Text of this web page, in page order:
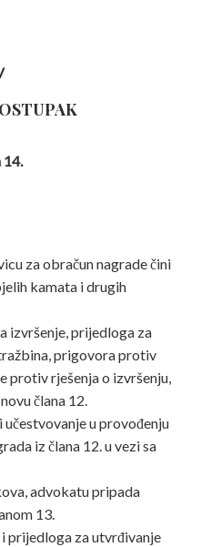
14.
za obračun nagrade čini
kamata i drugih
izvršenje, prijedloga za
prigovora protiv
protivrješenja o izvršenju,
člana 12.
u provođenju
iz člana 12. u vezi sa
advokatu pripada
13.
prijedloga za utvrđivanje